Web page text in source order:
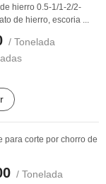
hierro 0.5-1/1-2/2-
de hierro, escoria ...
/ Tonelada
para corte por chorro de
/ Tonelada